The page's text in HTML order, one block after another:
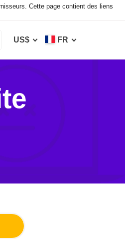
Cette page contient des liens
US$ FR